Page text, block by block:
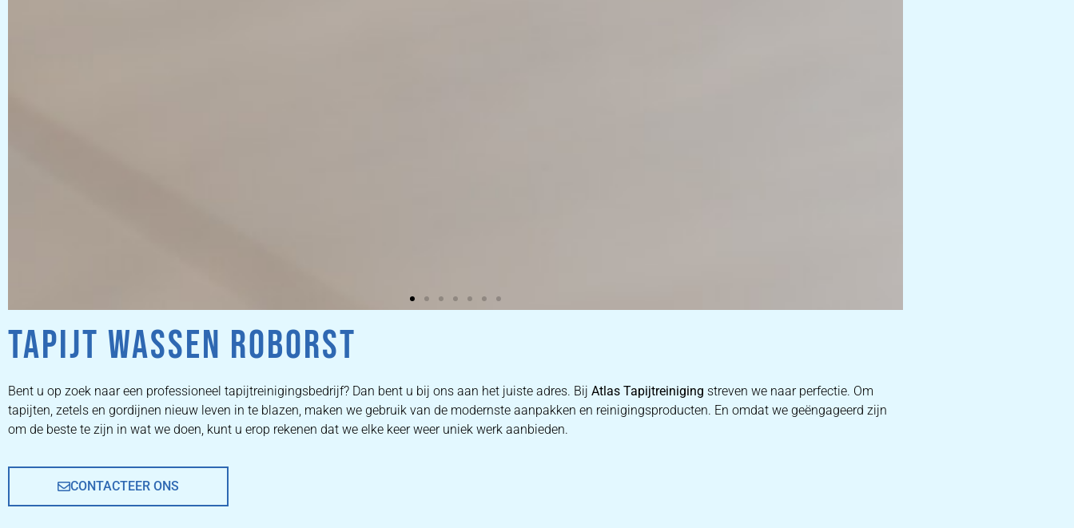
ZETEL
REINIGEN
ZETEL REINIGEN DOOR
TAPIJT WASSEN ROBORST
Bent u op zoek naar een professioneel tapijtreinigingsbedrijf? Dan bent u bij ons aan het juiste adres. Bij Atlas Tapijtreiniging streven we naar perfectie. Om
tapijten, zetels en gordijnen nieuw leven in te blazen, maken we gebruik van de modernste aanpakken en reinigingsproducten. En omdat we geëngageerd zijn
om de beste te zijn in wat we doen, kunt u erop rekenen dat we elke keer weer uniek werk aanbieden.
CONTACTEER ONS